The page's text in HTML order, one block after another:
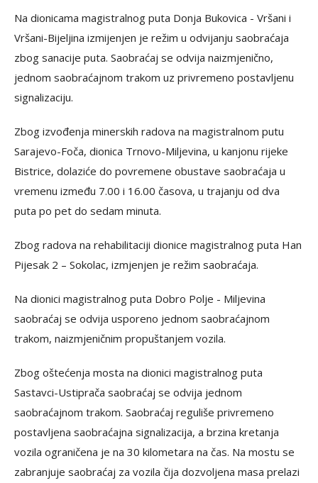
Na dionicama magistralnog puta Donja Bukovica - Vršani i
Vršani-Bijeljina izmijenjen je režim u odvijanju saobraćaja
zbog sanacije puta. Saobraćaj se odvija naizmjenično,
jednom saobraćajnom trakom uz privremeno postavljenu
signalizaciju.
Zbog izvođenja minerskih radova na magistralnom putu
Sarajevo-Foča, dionica Trnovo-Miljevina, u kanjonu rijeke
Bistrice, dolaziće do povremene obustave saobraćaja u
vremenu između 7.00 i 16.00 časova, u trajanju od dva
puta po pet do sedam minuta.
Zbog radova na rehabilitaciji dionice magistralnog puta Han
Pijesak 2 – Sokolac, izmjenjen je režim saobraćaja.
Na dionici magistralnog puta Dobro Polje - Miljevina
saobraćaj se odvija usporeno jednom saobraćajnom
trakom, naizmjeničnim propuštanjem vozila.
Zbog oštećenja mosta na dionici magistralnog puta
Sastavci-Ustiprača saobraćaj se odvija jednom
saobraćajnom trakom. Saobraćaj reguliše privremeno
postavljena saobraćajna signalizacija, a brzina kretanja
vozila ograničena je na 30 kilometara na čas. Na mostu se
zabranjuje saobraćaj za vozila čija dozvoljena masa prelazi